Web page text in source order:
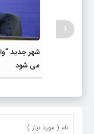
شهر جدید
می شود
‹